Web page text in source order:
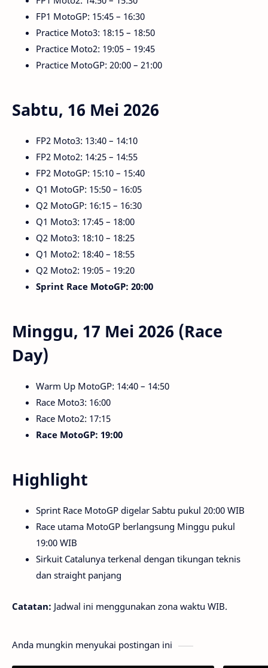
FP1 MotoGP: 15:45 – 16:30
Practice Moto3: 18:15 – 18:50
Practice Moto2: 19:05 – 19:45
Practice MotoGP: 20:00 – 21:00
Sabtu, 16 Mei 2026
FP2 Moto3: 13:40 – 14:10
FP2 Moto2: 14:25 – 14:55
FP2 MotoGP: 15:10 – 15:40
Q1 MotoGP: 15:50 – 16:05
Q2 MotoGP: 16:15 – 16:30
Q1 Moto3: 17:45 – 18:00
Q2 Moto3: 18:10 – 18:25
Q1 Moto2: 18:40 – 18:55
Q2 Moto2: 19:05 – 19:20
Sprint Race MotoGP: 20:00
Minggu, 17 Mei 2026 (Race
Day)
Warm Up MotoGP: 14:40 – 14:50
Race Moto3: 16:00
Race Moto2: 17:15
Race MotoGP: 19:00
Highlight
Sprint Race MotoGP digelar Sabtu pukul 20:00 WIB
Race utama MotoGP berlangsung Minggu pukul
19:00 WIB
Sirkuit Catalunya terkenal dengan tikungan teknis
dan straight panjang
Catatan: Jadwal ini menggunakan zona waktu WIB.
Anda mungkin menyukai postingan ini